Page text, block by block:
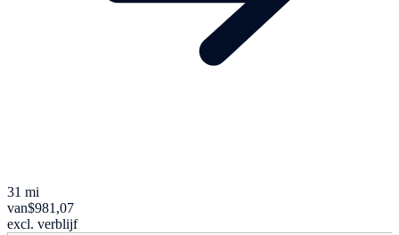
31 mi
van$981,07
excl. verblijf